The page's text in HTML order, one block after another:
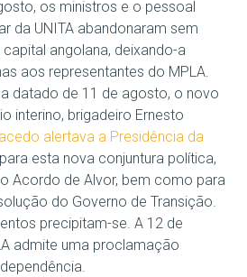
os ministros e o pessoal
da UNITA abandonaram sem
angolana, deixando-a
aos representantes do MPLA.
datado de 11 de agosto, o novo
interino, brigadeiro Ernesto
alertava a Presidência da
para esta nova conjuntura política,
Acordo de Alvor, bem como para
do Governo de Transição.
precipitam-se. A 12 de
admite uma proclamação